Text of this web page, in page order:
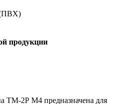
(ПВХ)
продукции
ТМ-2Р М4 предназначена для